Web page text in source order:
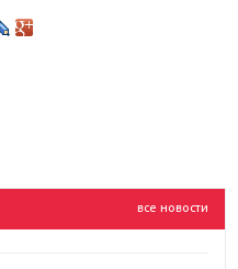
все новости
Microsoft и